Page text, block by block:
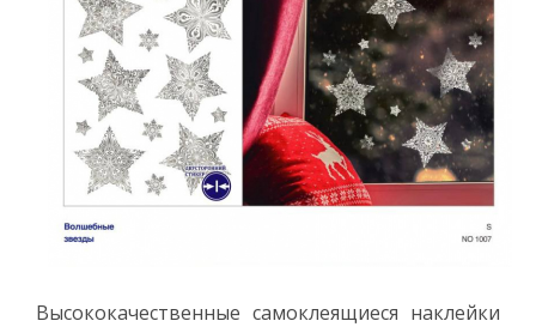
Высококачественные самоклеящиеся наклейки